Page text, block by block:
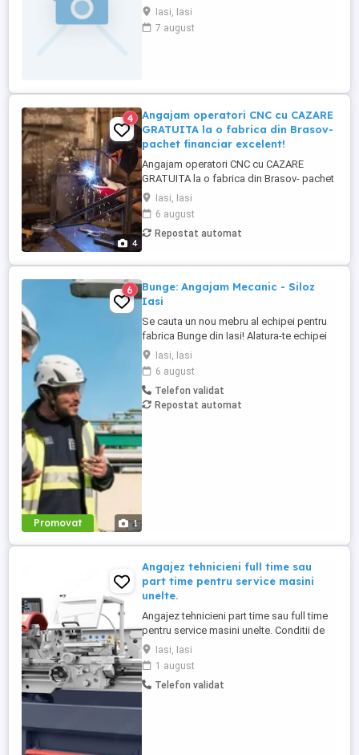
experienta. Cazare asigurata
Gratuit si o masa pe zi! Beneficii salariale: -
Salariu incepand de la 3500 lei NET (bani
Iasi, Iasi
7 august
4
4
Angajam operatori CNC cu CAZARE
GRATUITA la o fabrica din Brasov-
pachet financiar excelent!
Angajam operatori CNC cu CAZARE
GRATUITA la o fabrica din Brasov- pachet
financiar excelent! Angajam operatori CNC
care au cunostinte de desen tehnic cu
CAZARE GRATUITA la o fabrica din Brasov
- pachet financiar atractiv. Locul de munca
asambleaza componente ...
Iasi, Iasi
6 august
Repostat automat
Promovat 1
6
Bunge: Angajam Mecanic - Siloz
Iasi
Se cauta un nou mebru al echipei pentru
fabrica Bunge din Iasi! Alatura-te echipei
noastre si ajuta la construirea unei
organizatii care are misiunea de a conecta
fermierii cu consumatorii din intreaga
lume. Probabil ai auzit de brandurile
noastre locale de ulei, Floriol si Unisol?
Iasi, Iasi
6 august
Telefon validat
Repostat automat
Angajez tehnicieni full time sau
part time pentru service masini
unelte.
Angajez tehnicieni part time sau full time
pentru service masini unelte. Conditii de
angajare, studii medii sau superioare cu
cunostinte probate in domeniul service
masini unelte pentru prelucrarea metalelor
si a lemnului cu domiciliul in judetul IASI
Iasi, Iasi
1 august
Telefon validat